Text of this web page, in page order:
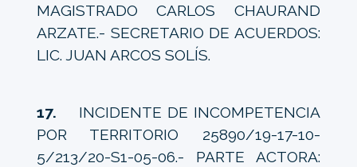
MAGISTRADO CARLOS CHAURAND
ARZATE.- SECRETARIO DE ACUERDOS:
LIC. JUAN ARCOS SOLÍS.
17.
INCIDENTE DE INCOMPETENCIA
POR TERRITORIO 25890/19-17-10-
5/213/20-S1-05-06.- PARTE ACTORA: